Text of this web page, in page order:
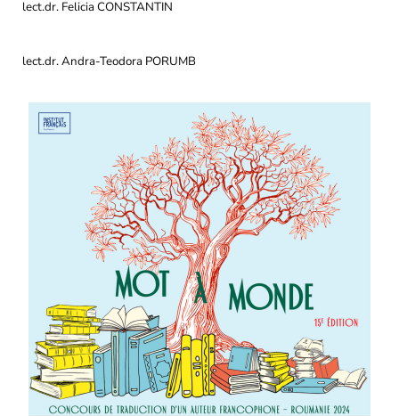
lect.dr. Felicia CONSTANTIN
lect.dr. Andra-Teodora PORUMB